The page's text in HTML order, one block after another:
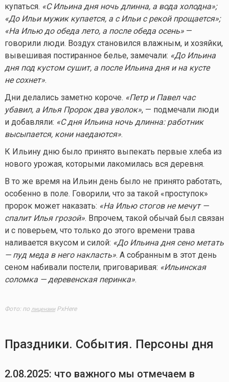
купаться. «С Ильина дня ночь длинна, а вода холодна»;
«До Ильи мужик купается, а с Ильи с рекой прощается»;
«На Илью до обеда лето, а после обеда осень»—
говорили люди. Воздух становился влажным, и хозяйки,
вывешивая постиранное белье, замечали: «До Ильина
дня под кустом сушит, а после Ильина дня и на кусте
не сохнет».
Дни делались заметно короче. «Петр и Павел час
убавил, а Илья Пророк два уволок», — подмечали люди
и добавляли: «С дня Ильина ночь длинна: работник
высыпается, кони наедаются».
К Ильину дню было принято выпекать первые хлеба из
нового урожая, которыми лакомилась вся деревня.
В то же время на Ильин день было не принято работать,
особенно в поле. Говорили, что за такой «проступок»
пророк может наказать: «На Илью стогов не мечут —
спалит Илья грозой». Впрочем, такой обычай был связан
и с поверьем, что только до этого времени трава
наливается вкусом и силой: «До Ильина дня сено метать
— пуд меда в него накласть». А собранным в этот день
сеном набивали постели, приговаривая: «Ильинская
соломка — деревенская перинка».
Фото: по лицензииPxHere
Праздники. События. Персоны дня
2.08.2025: что важного мы отмечаем в